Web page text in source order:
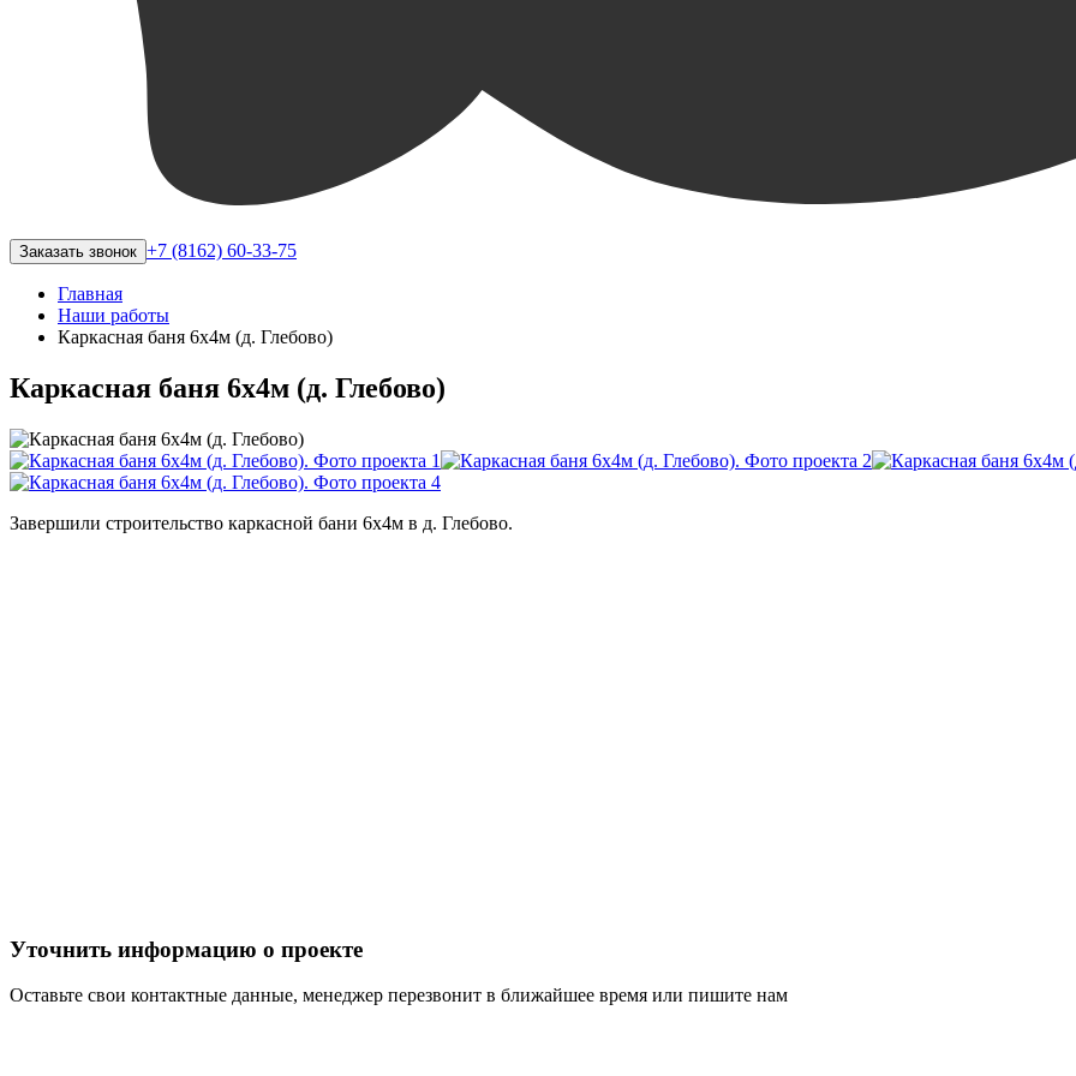
Заказать звонок +7 (8162) 60-33-75
Главная
Наши работы
Каркасная баня 6х4м (д. Глебово)
Каркасная баня 6х4м (д. Глебово)
Завершили строительство каркасной бани 6х4м в д. Глебово.
Уточнить информацию о проекте
Оставьте свои контактные данные, менеджер перезвонит в ближайшее время или пишите нам